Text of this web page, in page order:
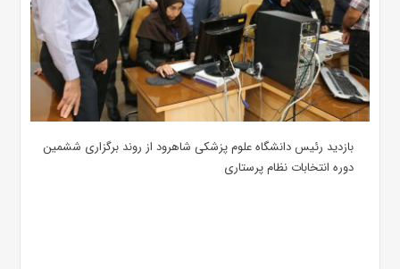
بازدید رئیس دانشگاه علوم پزشکی شاهرود از روند برگزاری ششمین
دوره انتخابات نظام پرستاری